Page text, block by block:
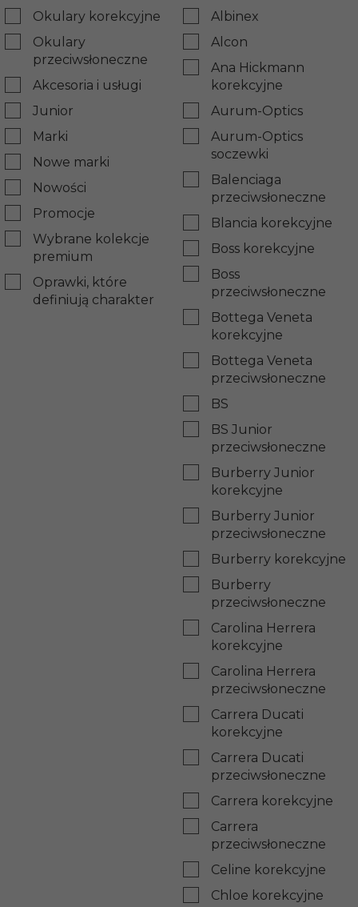
Okulary korekcyjne
Okulary
przeciwsłoneczne
Akcesoria i usługi
Junior
Marki
Nowe marki
Nowości
Promocje
Wybrane kolekcje
premium
Oprawki, które
definiują charakter
Albinex
Alcon
Ana Hickmann
korekcyjne
Aurum-Optics
Aurum-Optics
soczewki
Balenciaga
przeciwsłoneczne
Blancia korekcyjne
Boss korekcyjne
Boss
przeciwsłoneczne
Bottega Veneta
korekcyjne
Bottega Veneta
przeciwsłoneczne
BS
BS Junior
przeciwsłoneczne
Burberry Junior
korekcyjne
Burberry Junior
przeciwsłoneczne
Burberry korekcyjne
Burberry
przeciwsłoneczne
Carolina Herrera
korekcyjne
Carolina Herrera
przeciwsłoneczne
Carrera Ducati
korekcyjne
Carrera Ducati
przeciwsłoneczne
Carrera korekcyjne
Carrera
przeciwsłoneczne
Celine korekcyjne
Chloe korekcyjne